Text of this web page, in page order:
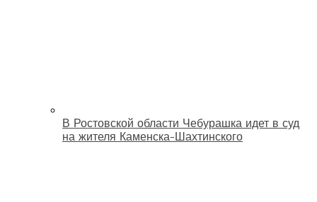
В Ростовской области Чебурашка идет в суд
на жителя Каменска-Шахтинского